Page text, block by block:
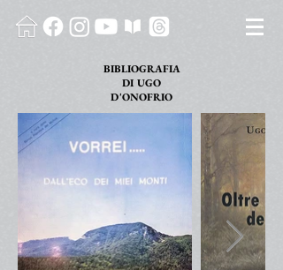
BIBLIOGRAFIA
DI UGO
D'ONOFRIO